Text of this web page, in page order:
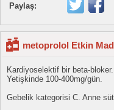
Paylaş:
metoprolol Etkin
Kardiyoselektif bir beta-bloker.
Yetişkinde 100-400mg/gün.
Gebelik kategorisi C. Anne